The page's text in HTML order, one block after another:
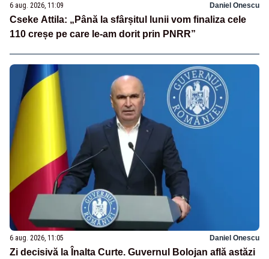
6 aug. 2026, 11:09 Daniel Onescu
Cseke Attila: „Până la sfârșitul lunii vom finaliza cele
110 creșe pe care le-am dorit prin PNRR”
6 aug. 2026, 11:05 Daniel Onescu
Zi decisivă la Înalta Curte. Guvernul Bolojan află astăzi